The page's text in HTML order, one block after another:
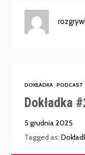
DOKŁADKA PODCAST
Dokładka
5 grudnia 2025
Tagged as: